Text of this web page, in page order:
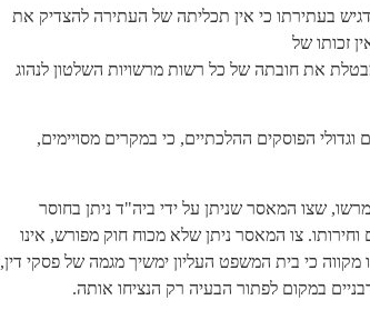
בעתירתו כי אין תכליתה של העתירה להצדיק את
זכותו של
את חובתה של כל רשות מרשויות השלטון לנהוג
הפוסקים ההלכתיים, כי במקרים מסויימים,
שצו המאסר שניתן על ידי ביה"ד ניתן בחוסר
צו המאסר ניתן שלא מכוח חוק מפורש, אינו
כי בית המשפט העליון ימשיך מגמה של פסקי דין,
במקום לפתור הבעיה רק הנציחו אותה.